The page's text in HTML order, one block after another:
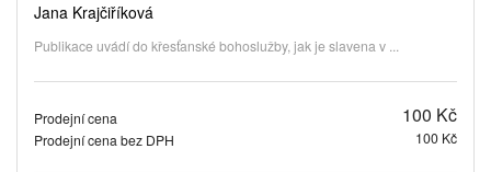
Jana Krajčiříková
Publikace uvádí do křesťanské bohoslužby, jak je slavena v ...
Prodejní cena 100 Kč
Prodejní cena bez DPH 100 Kč